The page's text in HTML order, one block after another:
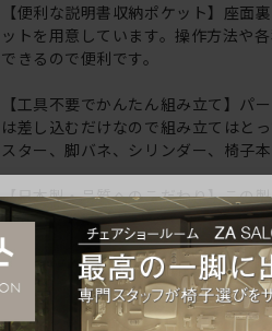
【便利な説明書収納ポケット】座面
ットを用意しています。操作方法や
できるので便利です。
【工具不要でかんたん組み立て】
は差し込むだけなので組み立てはと
スター、脚バネ、シリンダー、椅子本
【日本製・品質へのこだわり】この
う全工程を国内で行った製品です。
り、ISO9001 認定工場の 生産ライン
【最大3年保証】イトーキだからで
年保証：外観表面仕上げ ●2年保